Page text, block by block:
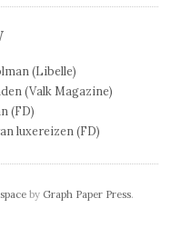
(Libelle)
(Valk Magazine)
(FD)
luxereizen (FD)
by Graph Paper Press.